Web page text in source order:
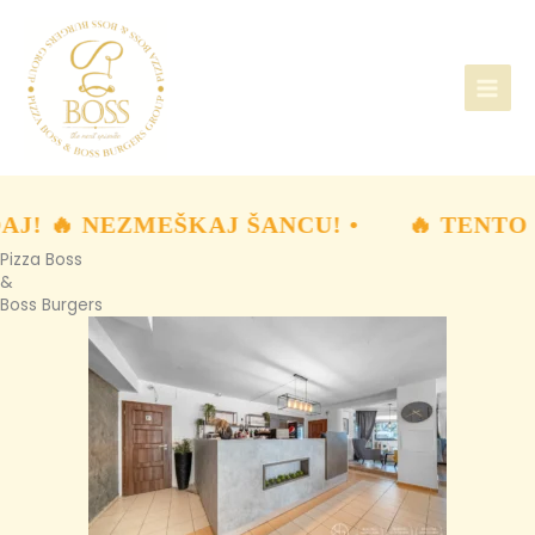
obsah
🔥 NEZMEŠKAJ ŠANCU! • 🔥
Pizza Boss
&
Boss Burgers